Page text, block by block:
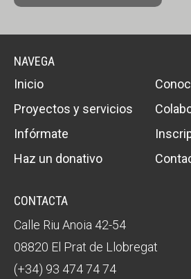
NAVEGA
Inicio
Proyectos y servicios
Infórmate
Haz un donativo
CONTACTA
Calle Riu Anoia 42-54
08820 El Prat de Llobregat
(+34) 93 474 74 74